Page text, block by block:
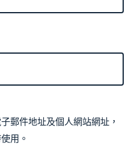
郵件地址及個人網站網址，
用。